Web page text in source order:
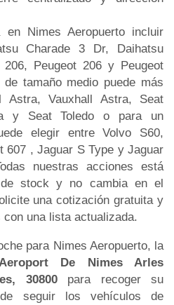
en Nimes Aeropuerto incluir
Charade 3 Dr, Daihatsu
Peugeot 206 y Peugeot
tamaño medio puede más
Astra, Vauxhall Astra, Seat
y Seat Toledo o para un
elegir entre Volvo S60,
607 , Jaguar S Type y Jaguar
nuestras acciones está
stock y no cambia en el
una cotización gratuita y
una lista actualizada.
para Nimes Aeropuerto, la
Aeroport De Nimes Arles
30800 para recoger su
seguir los vehículos de